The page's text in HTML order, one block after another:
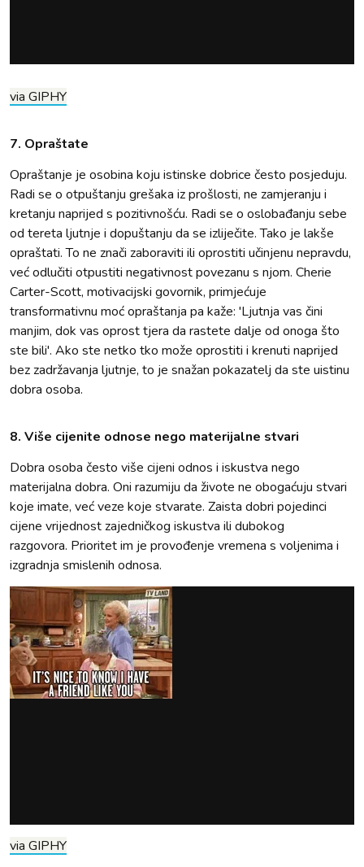
via GIPHY
7. Opraštate
Opraštanje je osobina koju istinske dobrice često posjeduju.
Radi se o otpuštanju grešaka iz prošlosti, ne zamjeranju i
kretanju naprijed s pozitivnošću. Radi se o oslobađanju sebe
od tereta ljutnje i dopuštanju da se izliječite. Tako je lakše
opraštati. To ne znači zaboraviti ili oprostiti učinjenu nepravdu,
već odlučiti otpustiti negativnost povezanu s njom. Cherie
Carter-Scott, motivacijski govornik, primjećuje
transformativnu moć opraštanja pa kaže: 'Ljutnja vas čini
manjim, dok vas oprost tjera da rastete dalje od onoga što
ste bili'. Ako ste netko tko može oprostiti i krenuti naprijed
bez zadržavanja ljutnje, to je snažan pokazatelj da ste uistinu
dobra osoba.
8. Više cijenite odnose nego materijalne stvari
Dobra osoba često više cijeni odnos i iskustva nego
materijalna dobra. Oni razumiju da živote ne obogaćuju stvari
koje imate, već veze koje stvarate. Zaista dobri pojedinci
cijene vrijednost zajedničkog iskustva ili dubokog
razgovora. Prioritet im je provođenje vremena s voljenima i
izgradnja smislenih odnosa.
via GIPHY